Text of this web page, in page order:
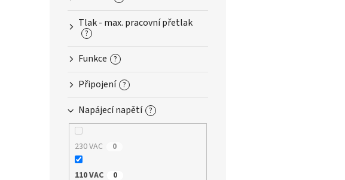
Tlak - max. pracovní přetlak
?
Funkce ?
Připojení ?
Napájecí napětí ?
230 VAC 0
110 VAC 0